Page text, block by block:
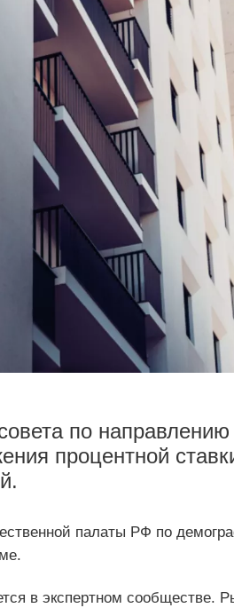
по
процентной
палаты РФ по
в экспертном сообществе.